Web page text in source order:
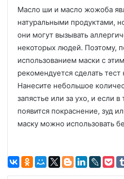
Масло ши и масло жожоба
натуральными продуктами,
они могут вызывать
некоторых людей. Поэтому,
использованием маски с
рекомендуется сделать тест
Нанесите небольшое
запястье или за ухо, и если
появится покраснение, зуд
маску можно использовать